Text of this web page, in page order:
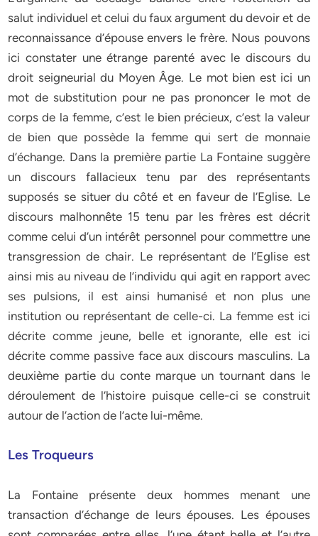
salut individuel et celui du faux argument du devoir et de
reconnaissance d’épouse envers le frère. Nous pouvons
ici constater une étrange parenté avec le discours du
droit seigneurial du Moyen Âge. Le mot bien est ici un
mot de substitution pour ne pas prononcer le mot de
corps de la femme, c’est le bien précieux, c’est la valeur
de bien que possède la femme qui sert de monnaie
d’échange. Dans la première partie La Fontaine suggère
un discours fallacieux tenu par des représentants
supposés se situer du côté et en faveur de l’Eglise. Le
discours malhonnête 15 tenu par les frères est décrit
comme celui d’un intérêt personnel pour commettre une
transgression de chair. Le représentant de l’Eglise est
ainsi mis au niveau de l’individu qui agit en rapport avec
ses pulsions, il est ainsi humanisé et non plus une
institution ou représentant de celle-ci. La femme est ici
décrite comme jeune, belle et ignorante, elle est ici
décrite comme passive face aux discours masculins. La
deuxième partie du conte marque un tournant dans le
déroulement de l’histoire puisque celle-ci se construit
autour de l’action de l’acte lui-même.
Les Troqueurs
La Fontaine présente deux hommes menant une
transaction d’échange de leurs épouses. Les épouses